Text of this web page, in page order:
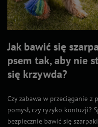
Jak bawić się
psem tak, aby nie
się krzywda?
Czy zabawa w przeciąganie z
pomysł, czy ryzyko kontuzji?
bezpiecznie bawić się